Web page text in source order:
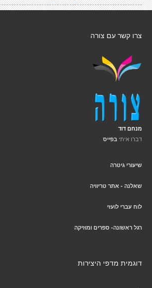
צרו קשר עם צורה
מנחם דוד
דברו איתי בפייס
שיעורי גיטרה
שאלנה - אתר טריוויה
לוח עברי לועזי
רגל ראשונה- ספרים ומוזיקה
דוגמית מדפי היצירות